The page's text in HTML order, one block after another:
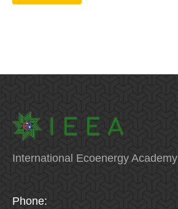
International Ecoenergy Academy
Phone: